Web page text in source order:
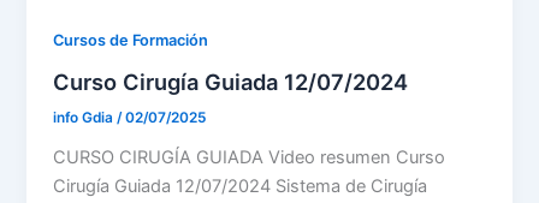
Cursos de Formación
Curso Cirugía Guiada 12/07/2024
info Gdia/02/07/2025
CURSO CIRUGÍA GUIADA Video resumen Curso
Cirugía Guiada 12/07/2024 Sistema de Cirugía